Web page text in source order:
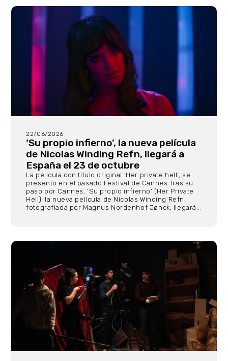
22/06/2026
‘Su propio infierno’, la nueva película
de Nicolas Winding Refn, llegará a
España el 23 de octubre
La película con título original ‘Her private hell’, se
presentó en el pasado Festival de Cannes Tras su
paso por Cannes, ‘Su propio infierno‘ (Her Private
Hell), la nueva película de Nicolas Winding Refn
fotografiada por Magnus Nordenhof Jønck, llegará...